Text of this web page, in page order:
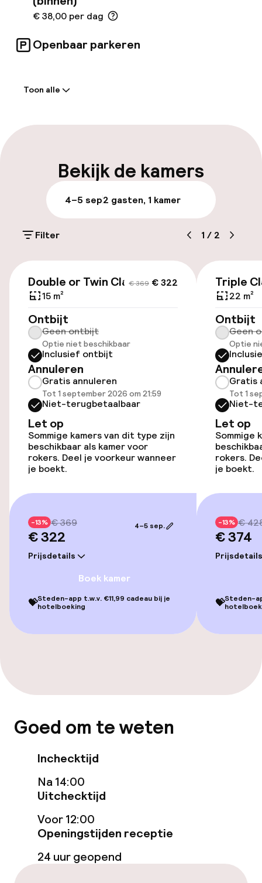
€ 38,00 per dag
Openbaar parkeren
Vroeg inchecken mogelijk
Bagageruimte
Parkeren & mobiliteit
(binnen)
€ 38,00 per dag
Openbaar parkeren
Toegankelijkheid
Overal rolstoeltoegankelijk
Lift
Kamers
Kamers voor rokers beschikbaar
Zwemmen & wellness
Entertainment
Betaalde wifi
Bar
Bar met dakterras
Eet- en drinkdiensten
Ontbijtbuffet
Roomservice
Toon alle
Bekijk de kamers
4–5 sep2 gasten, 1 kamer
Filter 1 / 2
€ 369 € 322
Double or Twin Classic
15 m²
Ontbijt
Geen ontbijt
Optie niet beschikbaar
Inclusief ontbijt
Annuleren
Gratis annuleren
Tot 1 september 2026 om 21:59
Niet-terugbetaalbaar
Let op
Sommige kamers van dit type zijn
beschikbaar als kamer voor
rokers. Deel je voorkeur wanneer
je boekt.
-13% € 369
€ 322
Prijsdetails
4–5 sep.
Boek kamer
💝Steden-app t.w.v. €11,99 cadeau bij je
hotelboeking
Triple
22 m²
Ontbijt
Geen
Optie
Gratis
Tot 1
Niet-
Let op
Sommige
rokers.
je boekt.
-13% €
€ 374
Prijsdetails
💝Steden-
Goed om te weten
Inchecktijd
Na 14:00
Uitchecktijd
Voor 12:00
Openingstijden receptie
24 uur geopend